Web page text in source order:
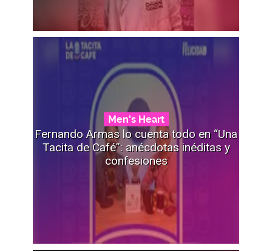
Men's Heart
Fernando Armas lo cuenta todo en “Una
Tacita de Café”: anécdotas inéditas y
confesiones